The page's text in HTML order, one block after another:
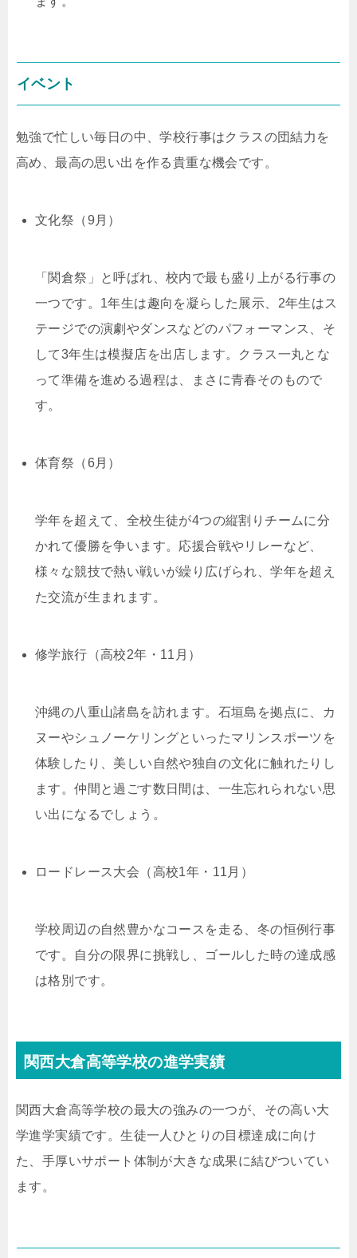
イベント
勉強で忙しい毎日の中、学校行事はクラスの団結力を
高め、最高の思い出を作る貴重な機会です。
文化祭（9月）
「関倉祭」と呼ばれ、校内で最も盛り上がる行事の
一つです。1年生は趣向を凝らした展示、2年生はス
テージでの演劇やダンスなどのパフォーマンス、そ
して3年生は模擬店を出店します。クラス一丸とな
って準備を進める過程は、まさに青春そのもので
す。
体育祭（6月）
学年を超えて、全校生徒が4つの縦割りチームに分
かれて優勝を争います。応援合戦やリレーなど、
様々な競技で熱い戦いが繰り広げられ、学年を超え
た交流が生まれます。
修学旅行（高校2年・11月）
沖縄の八重山諸島を訪れます。石垣島を拠点に、カ
ヌーやシュノーケリングといったマリンスポーツを
体験したり、美しい自然や独自の文化に触れたりし
ます。仲間と過ごす数日間は、一生忘れられない思
い出になるでしょう。
ロードレース大会（高校1年・11月）
学校周辺の自然豊かなコースを走る、冬の恒例行事
です。自分の限界に挑戦し、ゴールした時の達成感
は格別です。
関西大倉高等学校の進学実績
関西大倉高等学校の最大の強みの一つが、その高い大
学進学実績です。生徒一人ひとりの目標達成に向け
た、手厚いサポート体制が大きな成果に結びついてい
ます。